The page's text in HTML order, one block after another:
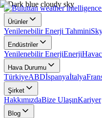
Ürünler
Yenilenebilir Enerji Tahmini
Endüstriler
Yenilenebilir EnerjiEnerji
Hava Durumu
TürkiyeABDİspanyaİtalya
Şirket
HakkımızdaBize UlaşınKariyer
Blog